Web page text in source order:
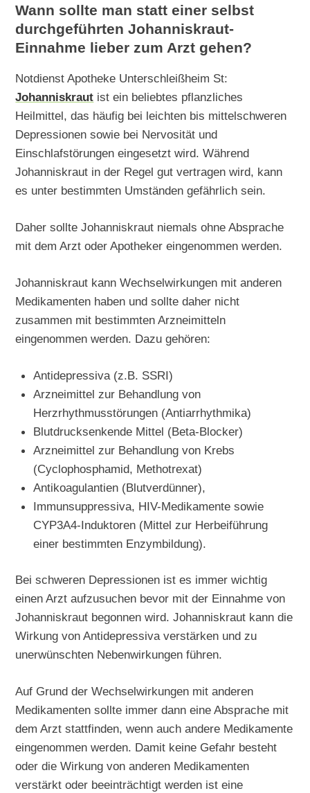
Wann sollte man statt einer selbst
durchgeführten Johanniskraut-
Einnahme lieber zum Arzt gehen?
Notdienst Apotheke Unterschleißheim St:
Johanniskraut ist ein beliebtes pflanzliches
Heilmittel, das häufig bei leichten bis mittelschweren
Depressionen sowie bei Nervosität und
Einschlafstörungen eingesetzt wird. Während
Johanniskraut in der Regel gut vertragen wird, kann
es unter bestimmten Umständen gefährlich sein.
Daher sollte Johanniskraut niemals ohne Absprache
mit dem Arzt oder Apotheker eingenommen werden.
Johanniskraut kann Wechselwirkungen mit anderen
Medikamenten haben und sollte daher nicht
zusammen mit bestimmten Arzneimitteln
eingenommen werden. Dazu gehören:
Antidepressiva (z.B. SSRI)
Arzneimittel zur Behandlung von
Herzrhythmusstörungen (Antiarrhythmika)
Blutdrucksenkende Mittel (Beta-Blocker)
Arzneimittel zur Behandlung von Krebs
(Cyclophosphamid, Methotrexat)
Antikoagulantien (Blutverdünner),
Immunsuppressiva, HIV-Medikamente sowie
CYP3A4-Induktoren (Mittel zur Herbeiführung
einer bestimmten Enzymbildung).
Bei schweren Depressionen ist es immer wichtig
einen Arzt aufzusuchen bevor mit der Einnahme von
Johanniskraut begonnen wird. Johanniskraut kann die
Wirkung von Antidepressiva verstärken und zu
unerwünschten Nebenwirkungen führen.
Auf Grund der Wechselwirkungen mit anderen
Medikamenten sollte immer dann eine Absprache mit
dem Arzt stattfinden, wenn auch andere Medikamente
eingenommen werden. Damit keine Gefahr besteht
oder die Wirkung von anderen Medikamenten
verstärkt oder beeinträchtigt werden ist eine